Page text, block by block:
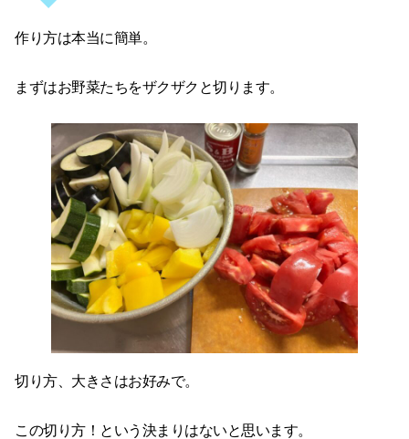
作り方は本当に簡単。
まずはお野菜たちをザクザクと切ります。
切り方、大きさはお好みで。
この切り方！という決まりはないと思います。